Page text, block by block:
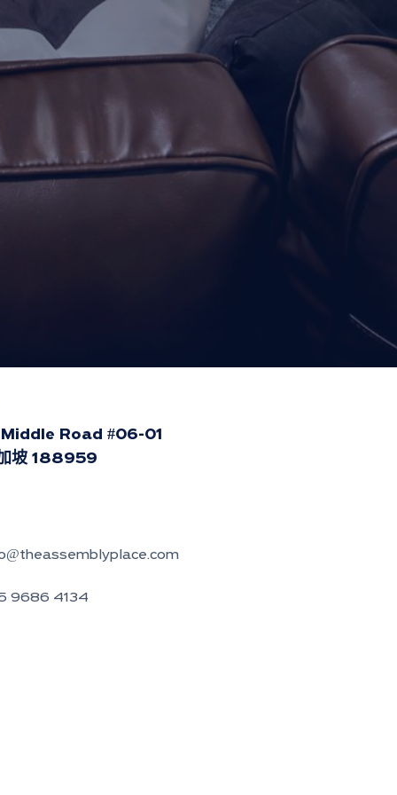
Middle Road #06-01
坡 188959
9686 4134